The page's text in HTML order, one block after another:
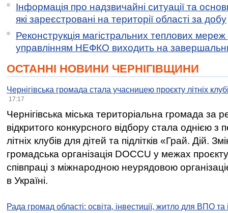
Інформація про надзвичайні ситуації та
які зареєстровані на території області за добу
Реконструкція магістральних теплових мереж
управлінням НЕФКО виходить на
ОСТАННІ НОВИНИ ЧЕРНІГІВЩИНИ
Чернігівська громада стала учасницею проєкту літніх
17:17
Чернігівська міська територіальна громада за
відкритого конкурсного відбору стала однією
літніх клубів для дітей та підлітків «Грай. Дій.
громадська організація DOCCU у межах
співпраці з міжнародною неурядовою
в Україні.
Рада громад області: освіта, інвестиції, житло для ВПО